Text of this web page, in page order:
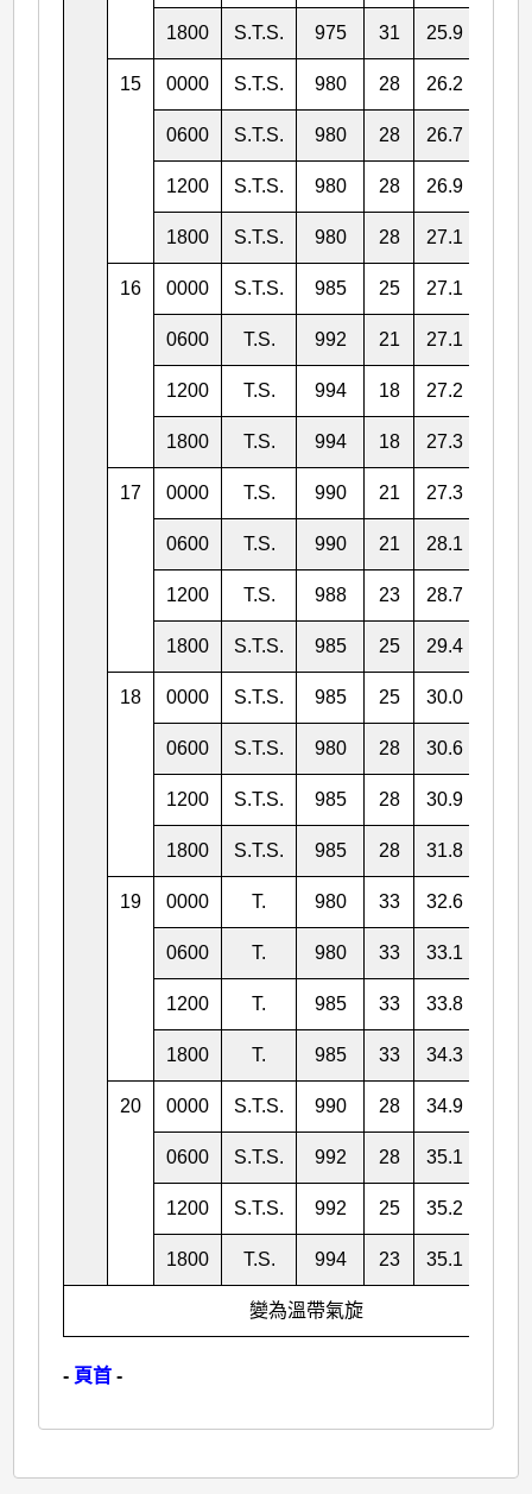
1800 S.T.S. 975 31 25.9
15 0000 S.T.S. 980 28 26.2
0600 S.T.S. 980 28 26.7
1200 S.T.S. 980 28 26.9
1800 S.T.S. 980 28 27.1
16 0000 S.T.S. 985 25 27.1
0600 T.S. 992 21 27.1
1200 T.S. 994 18 27.2
1800 T.S. 994 18 27.3
17 0000 T.S. 990 21 27.3
0600 T.S. 990 21 28.1
1200 T.S. 988 23 28.7
1800 S.T.S. 985 25 29.4
18 0000 S.T.S. 985 25 30.0
0600 S.T.S. 980 28 30.6
1200 S.T.S. 985 28 30.9
1800 S.T.S. 985 28 31.8
19 0000 T. 980 33 32.6
0600 T. 980 33 33.1
1200 T. 985 33 33.8
1800 T. 985 33 34.3
20 0000 S.T.S. 990 28 34.9
0600 S.T.S. 992 28 35.1
1200 S.T.S. 992 25 35.2
1800 T.S. 994 23 35.1
變為溫帶氣旋
- 頁首 -